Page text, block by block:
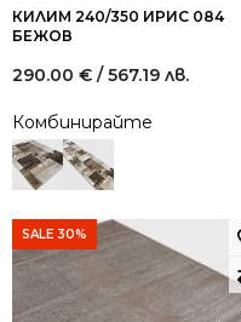
КИЛИМ 240/350 ИРИС 084
БЕЖОВ
290.00 € / 567.19 лв.
Комбинирайте
SALE 30%